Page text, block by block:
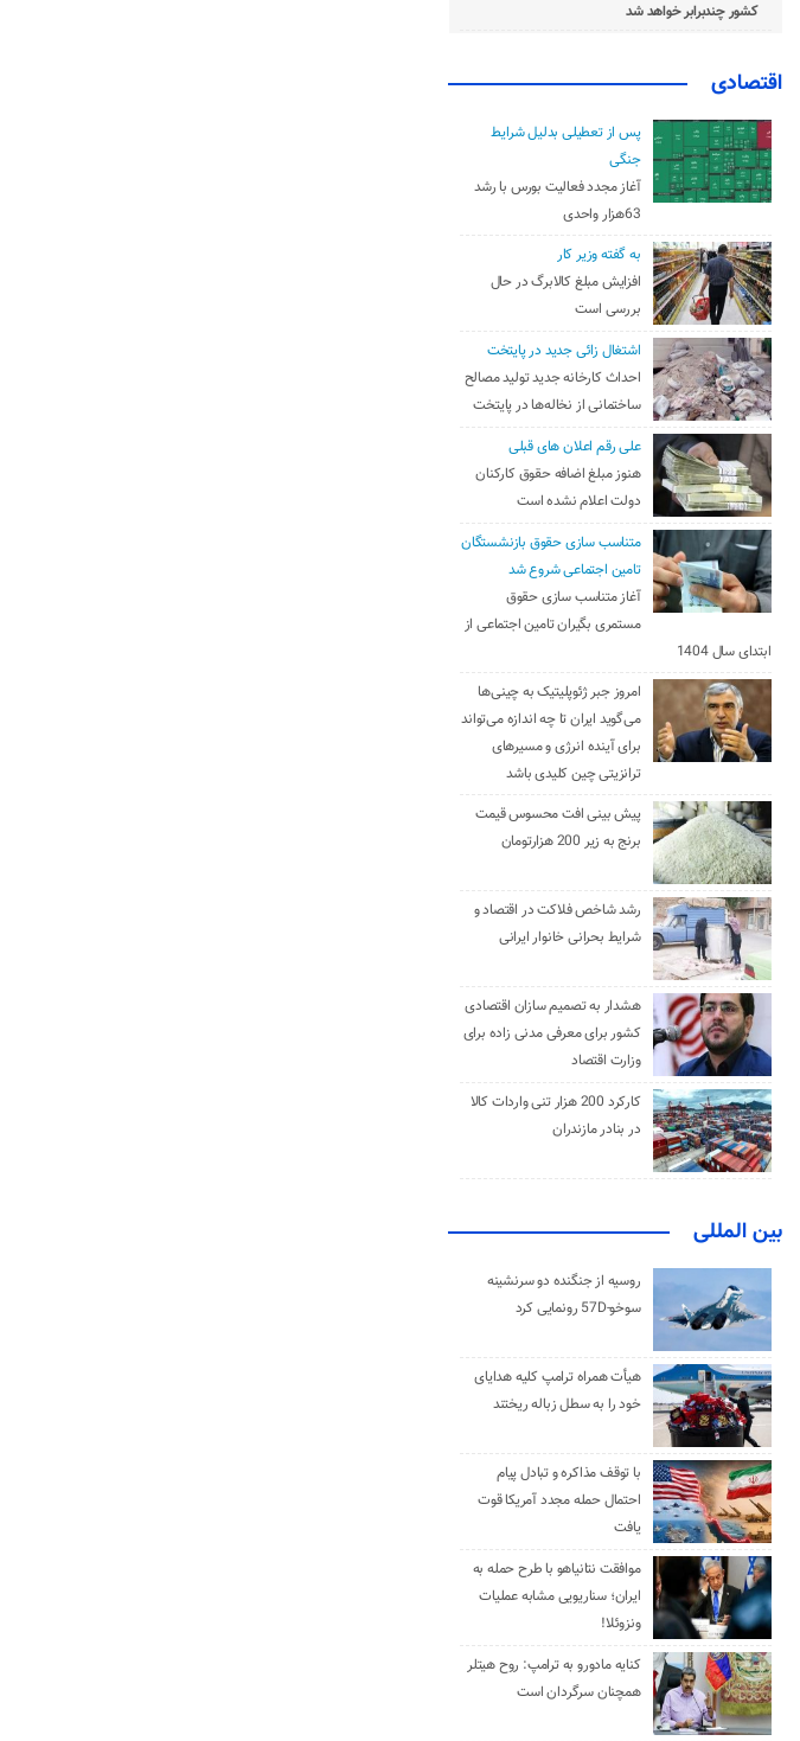
کشور چندبرابر خواهد شد
اقتصادی
پس از تعطیلی بدلیل شرایط
جنگی
آغاز مجدد فعالیت بورس با رشد
63هزار واحدی
به گفته وزیر کار
افزایش مبلغ کالابرگ در حال
بررسی است
اشتغال زائی جدید در پایتخت
احداث کارخانه جدید تولید مصالح
ساختمانی از نخاله‌ها در پایتخت
علی رقم اعلان های قبلی
هنوز مبلغ اضافه حقوق کارکنان
دولت اعلام نشده است
متناسب سازی حقوق بازنشستگان
تامین اجتماعی شروع شد
آغاز متناسب سازی حقوق
مستمری بگیران تامین اجتماعی از
ابتدای سال 1404
امروز جبر ژئوپلیتیک به چینی‌ها
می‌گوید ایران تا چه اندازه می‌تواند
برای آینده انرژی و مسیرهای
ترانزیتی چین کلیدی باشد
پیش بینی افت محسوس قیمت
برنج به زیر 200 هزارتومان
رشد شاخص فلاکت در اقتصاد و
شرایط بحرانی خانوار ایرانی
هشدار به تصمیم سازان اقتصادی
کشور برای معرفی مدنی زاده برای
وزارت اقتصاد
کارکرد 200 هزار تنی واردات کالا
در بنادر مازندران
بین المللی
روسیه از جنگنده دو سرنشینه
سوخو-57D رونمایی کرد
هیأت همراه ترامپ کلیه هدایای
خود را به سطل زباله ریختند
با توقف مذاکره و تبادل پیام
احتمال حمله مجدد آمریکا قوت
یافت
موافقت نتانیاهو با طرح حمله به
ایران؛ سناریویی مشابه عملیات
ونزوئلا!
کنایه مادورو به ترامپ: روح هیتلر
همچنان سرگردان است